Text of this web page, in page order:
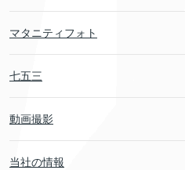
マタニティフォト
七五三
動画撮影
当社の情報